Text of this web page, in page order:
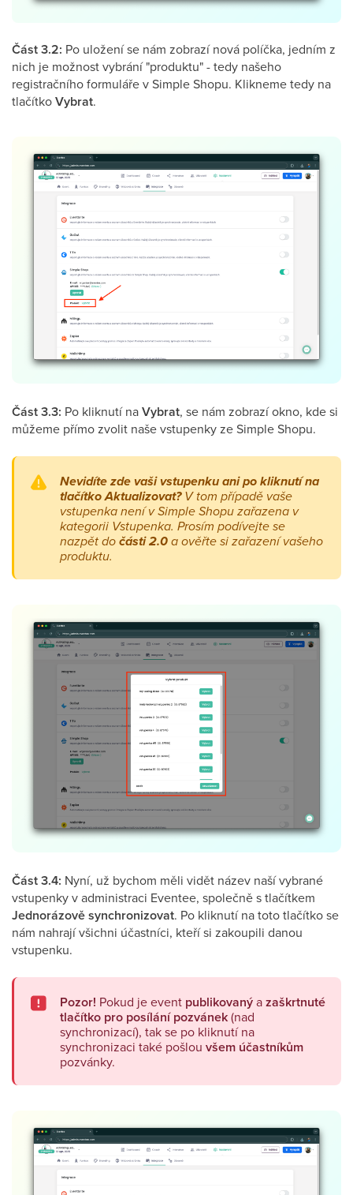
Část 3.2: Po uložení se nám zobrazí nová políčka, jedním z
nich je možnost vybrání "produktu" - tedy našeho
registračního formuláře v Simple Shopu. Klikneme tedy na
tlačítkoVybrat.
Část 3.3: Po kliknutí naVybrat, se nám zobrazí okno, kde si
můžeme přímo zvolit naše vstupenky ze Simple Shopu.
Nevidíte zde vaši vstupenku ani po kliknutí na
tlačítko Aktualizovat?V tom případě vaše
vstupenka není v Simple Shopu zařazena v
kategorii Vstupenka. Prosím podívejte se
nazpět dočásti 2.0a ověřte si zařazení vašeho
produktu.
Část 3.4: Nyní, už bychom měli vidět název naší vybrané
vstupenky v administraci Eventee, společně s tlačítkem
Jednorázově synchronizovat. Po kliknutí na toto tlačítko se
nám nahrají všichni účastníci, kteří si zakoupili danou
vstupenku.
Pozor! Pokud je event publikovanýazaškrtnuté
tlačítko pro posílání pozvánek(nad
synchronizací), tak se po kliknutí na
synchronizaci také pošlou všem účastníkům
pozvánky.